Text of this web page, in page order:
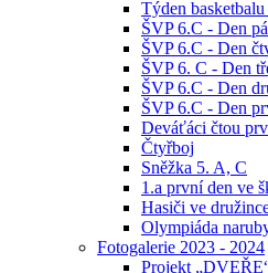
Týden
ŠVP 6.C - Den
ŠVP 6.C - Den
ŠVP 6. C - Den
ŠVP 6.C - Den
ŠVP 6.C - Den
Deváťáci čtou
Čtyřboj
Sněžka 5. A, C
1.a první den ve
Hasiči ve
Olympiáda
Fotogalerie 2023 - 2024
Projekt